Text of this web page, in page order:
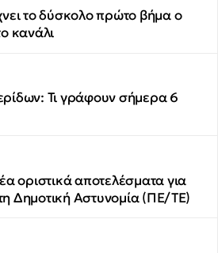
το δύσκολο πρώτο βήμα ο
κανάλι
Τι γράφουν σήμερα 6
οριστικά αποτελέσματα για
Δημοτική Αστυνομία (ΠΕ/ΤΕ)